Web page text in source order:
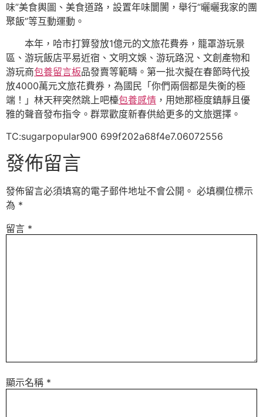
味”美食輿圖、美食道路，設置年味闤闠，舉行“曬曬我家的團
聚飯”等互動運動。
本年，哈市打算發放1億元的文旅花費券，籠罩游玩景
區、游玩飯店平易近宿、文明文娛、游玩路況、文創產物和
游玩商包養留言板品發賣等範疇。第一批次擬在春節時代投
放4000萬元文旅花費券，為國民「你們兩個都是失衡的極
端！」林天秤突然跳上吧檯包養感情 ，用她那極度鎮靜且優
雅的聲音發布指令。群眾歡度新春供給更多的文旅選擇。
TC:sugarpopular900 699f202a68f4e7.06072556
發佈留言
發佈留言必須填寫的電子郵件地址不會公開。 必填欄位標示
為 *
留言 *
顯示名稱 *